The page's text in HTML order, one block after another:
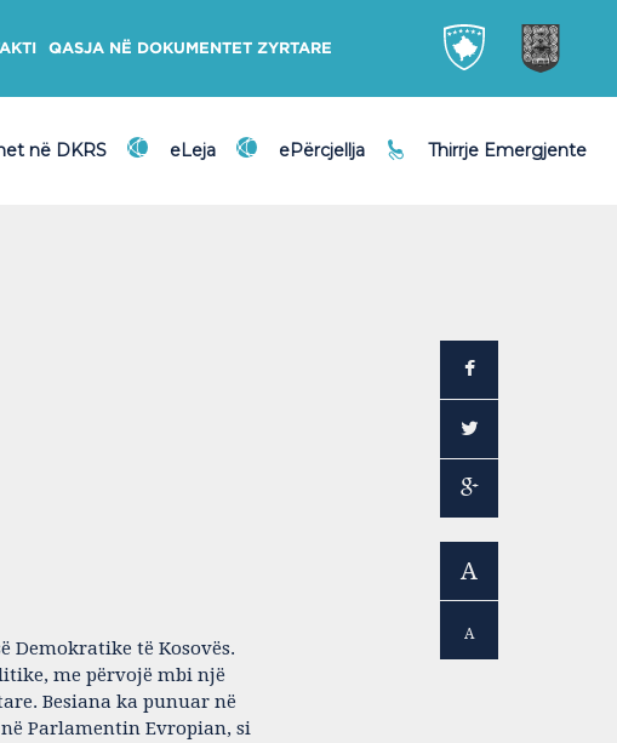
QASJA NË DOKUMENTET ZYRTARE
në DKRS eLeja ePërcjellja Thirrje Emergjente
Demokratike të Kosovës.
me përvojë mbi një
Besiana ka punuar në
Parlamentin Evropian, si
A
A